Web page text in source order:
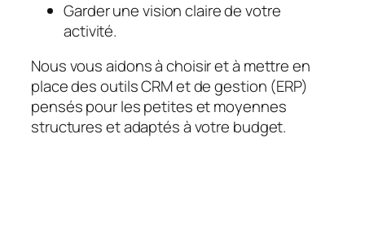
Garder une vision claire de votre
activité.
Nous vous aidons à choisir et à mettre en
place des outils CRM et de gestion (ERP)
pensés pour les petites et moyennes
structures et adaptés à votre budget.